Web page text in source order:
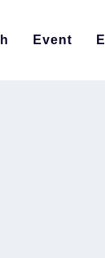
Event